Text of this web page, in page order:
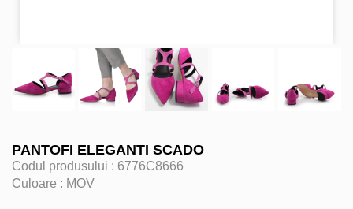
PANTOFI ELEGANTI SCADO
Codul produsului : 6776C8666
Culoare : MOV